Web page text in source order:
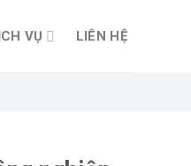
VỤ LIÊN HỆ